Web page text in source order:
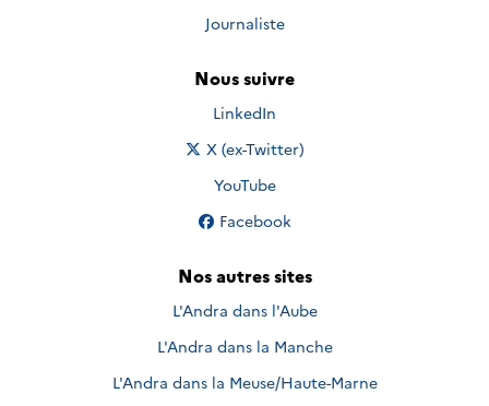
Journaliste
Nous suivre
Nous suivre sur
LinkedIn
Nous suivre sur
X (ex-Twitter)
Nous suivre sur
YouTube
Nous suivre sur
Facebook
Nos autres sites
L'Andra dans l'Aube
L'Andra dans la Manche
L'Andra dans la Meuse/Haute-Marne